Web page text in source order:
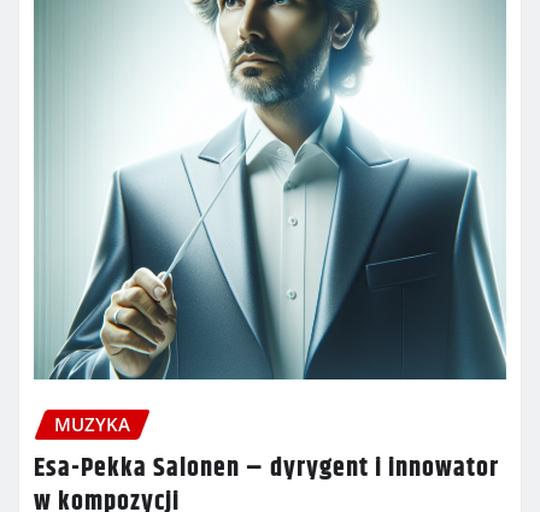
MUZYKA
Esa-Pekka Salonen – dyrygent i innowator
w kompozycji